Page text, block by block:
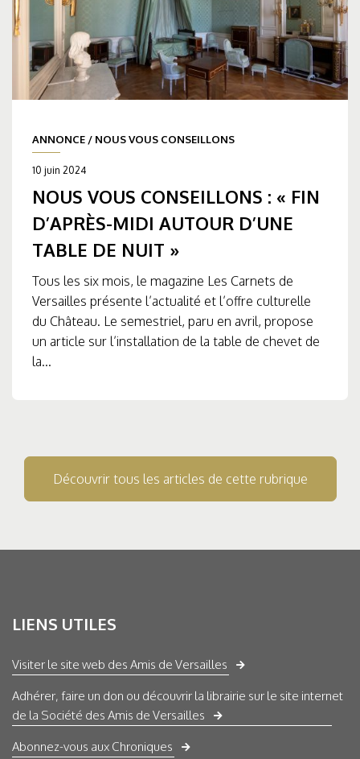
ANNONCE / NOUS VOUS CONSEILLONS
10 juin 2024
NOUS VOUS CONSEILLONS : « FIN
D’APRÈS-MIDI AUTOUR D’UNE
TABLE DE NUIT »
Tous les six mois, le magazine Les Carnets de
Versailles présente l’actualité et l’offre culturelle
du Château. Le semestriel, paru en avril, propose
un article sur l’installation de la table de chevet de
la...
Découvrir tous les articles de cette rubrique
LIENS UTILES
Visiter le site web des Amis de Versailles
Adhérer, faire un don ou découvrir la librairie sur le site internet
de la Société des Amis de Versailles
Abonnez-vous aux Chroniques